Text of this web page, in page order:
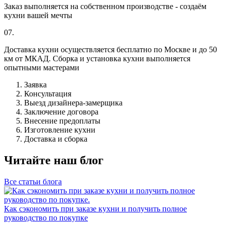
Заказ выполняется на собственном производстве - создаём
кухни вашей мечты
07.
Доставка кухни осуществляется бесплатно по Москве и до 50
км от МКАД. Сборка и установка кухни выполняется
опытными мастерами
Заявка
Консультация
Выезд дизайнера-замерщика
Заключение договора
Внесение предоплаты
Изготовление кухни
Доставка и сборка
Читайте наш блог
Все статьи блога
Как сэкономить при заказе кухни и получить полное
руководство по покупке